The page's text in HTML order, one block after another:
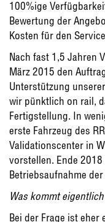
100%ige
Bewertung der
Kosten für den
Nach fast 1,5 Jahren
März 2015 den
Unterstützung
wir pünktlich on rail,
Fertigstellung. In
erste Fahrzeug des
Validationscenter in
vorstellen. Ende
Betriebsaufnahme der
Was kommt
Bei der Frage ist